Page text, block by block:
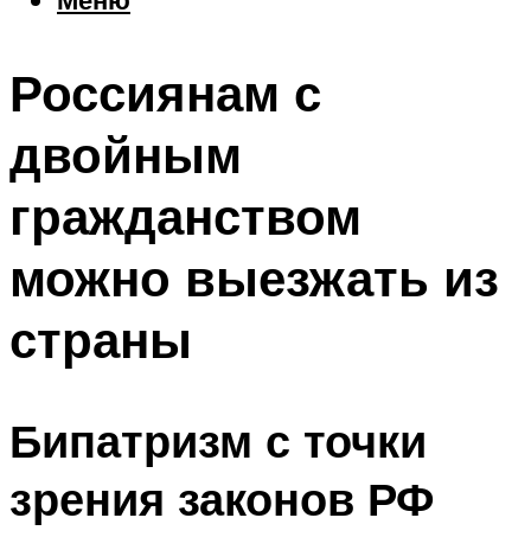
Шоппинг
Что посетить
Меню
Россиянам с
двойным
гражданством
можно выезжать из
страны
Бипатризм с точки
зрения законов РФ